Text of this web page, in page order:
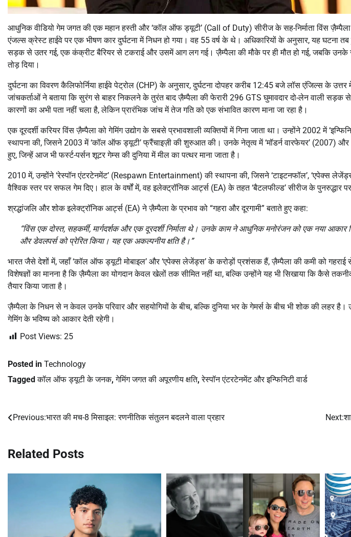
आधुनिक वीडियो गेम जगत की एक महान हस्ती और ‘कॉल ऑफ ड्यूटी’ (Call of Duty) सीरीज के सह-निर्माता विंस ज़ैम्पैला
एंजल्स क्रेस्ट हाईवे पर एक भीषण कार दुर्घटना में निधन हो गया। वह 55 वर्ष के थे। अधिकारियों के अनुसार, यह घटना
सड़क से उतर गई, एक कंक्रीट बैरियर से टकराई और उसमें आग लग गई। ज़ैम्पैला की मौके पर ही मौत हो गई, जबकि उनके
तोड़ दिया।
दुर्घटना का विवरण कैलिफोर्निया हाईवे पेट्रोल (CHP) के अनुसार, दुर्घटना दोपहर करीब 12:45 बजे लॉस एंजिल्स के
जांचकर्ताओं ने बताया कि सुरंग से बाहर निकलने के तुरंत बाद ज़ैम्पैला की फेरारी 296 GTS घुमावदार दो-लेन वाली सड़क
कारणों का अभी पता नहीं चला है, लेकिन प्रारंभिक जांच में तेज गति को एक संभावित कारण माना जा रहा है।
एक दूरदर्शी करियर विंस ज़ैम्पैला को गेमिंग उद्योग के सबसे प्रभावशाली व्यक्तियों में गिना जाता था। उन्होंने 2002 में
स्थापना की, जिसने 2003 में ‘कॉल ऑफ ड्यूटी’ फ्रैंचाइज़ी की शुरुआत की। उनके नेतृत्व में ‘मॉडर्न वारफेयर’ (2007) और
हुए, जिन्हें आज भी फर्स्ट-पर्सन शूटर गेम्स की दुनिया में मील का पत्थर माना जाता है।
2010 में, उन्होंने ‘रेस्पॉन एंटरटेनमेंट’ (Respawn Entertainment) की स्थापना की, जिसने ‘टाइटनफॉल’, ‘एपेक्स
वैश्विक स्तर पर सफल गेम दिए। हाल के वर्षों में, वह इलेक्ट्रॉनिक आर्ट्स (EA) के तहत ‘बैटलफील्ड’ सीरीज के पुनरुद्धार
श्रद्धांजलि और शोक इलेक्ट्रॉनिक आर्ट्स (EA) ने ज़ैम्पैला के प्रभाव को “गहरा और दूरगामी” बताते हुए कहा:
“विंस एक दोस्त, सहकर्मी, मार्गदर्शक और एक दूरदर्शी निर्माता थे। उनके काम ने आधुनिक मनोरंजन को एक नया आकार
और डेवलपर्स को प्रेरित किया। यह एक अकल्पनीय क्षति है।”
भारत जैसे देशों में, जहाँ ‘कॉल ऑफ ड्यूटी मोबाइल’ और ‘एपेक्स लेजेंड्स’ के करोड़ों प्रशंसक हैं, ज़ैम्पैला की कमी को
विशेषज्ञों का मानना है कि ज़ैम्पैला का योगदान केवल खेलों तक सीमित नहीं था, बल्कि उन्होंने यह भी सिखाया कि कैसे
तैयार किया जाता है।
ज़ैम्पैला के निधन से न केवल उनके परिवार और सहयोगियों के बीच, बल्कि दुनिया भर के गेमर्स के बीच भी शोक की लहर है।
गेमिंग के भविष्य को आकार देती रहेगी।
Post Views: 25
Posted in Technology
Taggedकॉल ऑफ ड्यूटी के जनक,गेमिंग जगत की अपूरणीय क्षति,रेस्पॉन एंटरटेनमेंट और इन्फिनिटी वार्ड
Post
Previous:भारत की मच-8 मिसाइल: रणनीतिक संतुलन बदलने वाला प्रहार Next:
Related Posts